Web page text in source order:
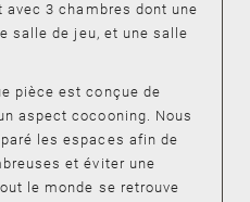
avec 3 chambres dont une
salle de jeu, et une salle
pièce est conçue de
aspect cocooning. Nous
les espaces afin de
et éviter une
le monde se retrouve